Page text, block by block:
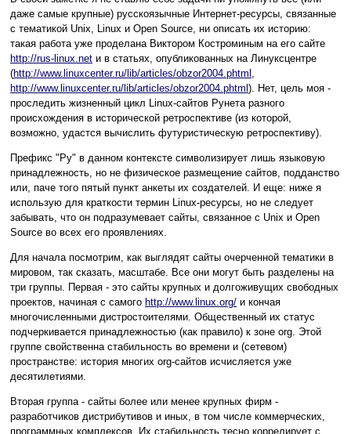
даже самые крупные) русскоязычные Интернет-ресурсы, связанные
с тематикой Unix, Linux и Open Source, ни описать их историю:
такая работа уже проделана Виктором Костроминым на его сайте
http://rus-linux.net и в статьях, опубликованных на Линуксцентре
(http://www.linuxcenter.ru/lib/articles/obzor2004.phtml ,
http://www.linuxcenter.ru/lib/articles/obzor2004.phtml ). Нет, цель моя -
проследить жизненный цикл Linux-сайтов Рунета разного
происхождения в исторической ретроспективе (из которой,
возможно, удастся вычислить футуристическую ретроспективу).
Префикс "Ру" в данном контексте символизирует лишь языковую
принадлежность, но не физическое размещение сайтов, подданство
или, паче того пятый пункт анкеты их создателей. И еще: ниже я
использую для краткости термин Linux-ресурсы, но не следует
забывать, что он подразумевает сайты, связанное с Unix и Open
Source во всех его проявлениях.
Для начала посмотрим, как выглядят сайты очерченной тематики в
мировом, так сказать, масштабе. Все они могут быть разделены на
три группы. Первая - это сайты крупных и долгоживущих свободных
проектов, начиная с самого http://www.linux.org/ и кончая
многочисленными дистростоителями. Общественный их статус
подчеркивается принадлежностью (как правило) к зоне org. Этой
группе свойственна стабильность во времени и (сетевом)
пространстве: история многих org-сайтов исчисляется уже
десятилетиями.
Вторая группа - сайты более или менее крупных фирм -
разработчиков дистрибутивов и иных, в том числе коммерческих,
программных комплексов. Их стабильность тесно коррелирует с